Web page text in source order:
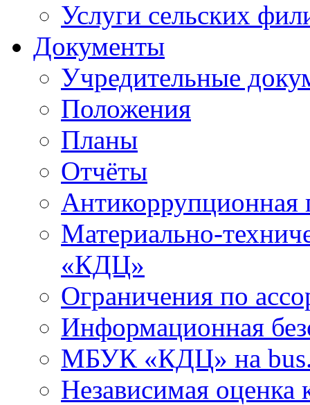
Услуги сельских
Документы
Учредительные
Положения
Планы
Отчёты
Антикоррупционная
Материально-
«КДЦ»
Ограничения по
Информационная
МБУК «КДЦ» на
Независимая оценка